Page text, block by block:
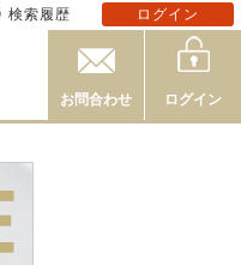
お問合わせ ログイン
検索履歴 ログイン